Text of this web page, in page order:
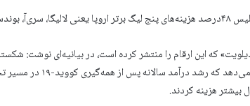
اختصاص دادند.
که این ارقام را منتشر کرده است، در بیانیه‌ای نوشت:
لیگ برتر انگلیس
بیشتر هزینه کردند.